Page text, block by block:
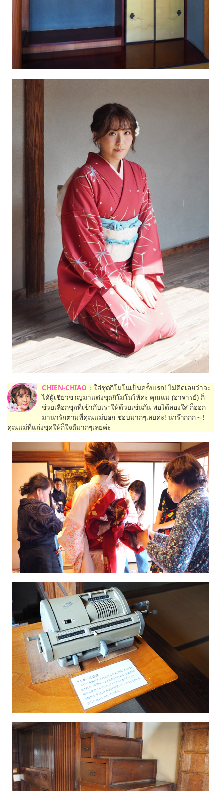
CHIEN-CHIAO ：ใส่ชุดกิโมโนเป็นครั้งแรก! ไม่คิดเลยว่าจะ
ได้ผู้เชียวชาญมาแต่งชุดกิโมโนให้ค่ะ คุณแม่ (อาจารย์) ก็
ช่วยเลือกชุดที่เข้ากับเราให้ด้วยเช่นกัน พอได้ลองใส่ ก็ออก
มาน่ารักตามที่คุณแม่บอก ชอบมากๆเลยค่ะ! น่าร๊ากกก～!
คุณแม่ที่แต่งชุดให้ก็ใจดีมากๆเลยค่ะ